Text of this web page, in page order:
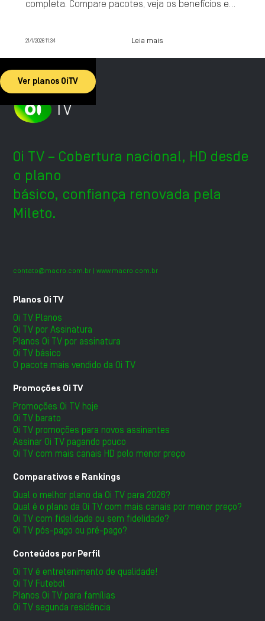
completa. Compare pacotes, veja os benefícios e
21/1/2026 11:34 Leia mais
Ver planos OiTV
Oi TV – Cobertura nacional, HD desde
o plano
básico, confiança renovada pela
Mileto.
contato@macro.com.br | www.macro.com.br
Planos Oi TV
Oi TV Planos
Oi TV por Assinatura
Planos Oi TV por assinatura
Oi TV básico
O pacote mais vendido da Oi TV
Promoções Oi TV
Promoções Oi TV hoje
Oi TV barato
Oi TV promoções para novos assinantes
Assinar Oi TV pagando pouco
Oi TV com mais canais HD pelo menor preço
Comparativos e Rankings
Qual o melhor plano da Oi TV para 2026?
Qual é o plano da Oi TV com mais canais por menor preço?
Oi TV com fidelidade ou sem fidelidade?
Oi TV pós-pago ou pré-pago?
Conteúdos por Perfil
Oi TV é entretenimento de qualidade!
Oi TV Futebol
Planos Oi TV para famílias
Oi TV segunda residência